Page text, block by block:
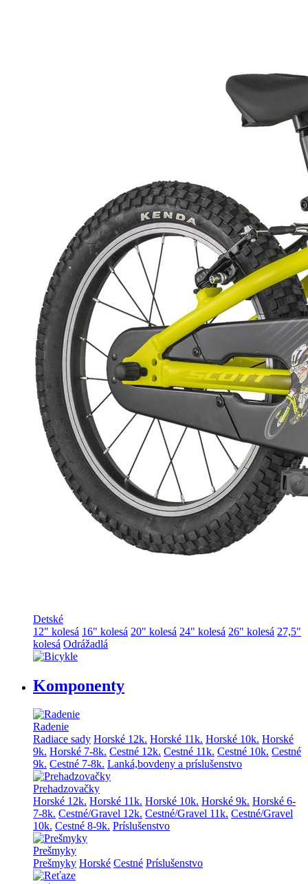
Detské
12" kolesá 16" kolesá 20" kolesá 24" kolesá 26" kolesá 27,5"
kolesá Odrážadlá
Komponenty
Radenie
Radiace sady Horské 12k. Horské 11k. Horské 10k. Horské
9k. Horské 7-8k. Cestné 12k. Cestné 11k. Cestné 10k. Cestné
9k. Cestné 7-8k. Lanká,bovdeny a príslušenstvo
Prehadzovačky
Horské 12k. Horské 11k. Horské 10k. Horské 9k. Horské 6-
7-8k. Cestné/Gravel 12k. Cestné/Gravel 11k. Cestné/Gravel
10k. Cestné 8-9k. Príslušenstvo
Prešmyky
Prešmyky Horské Cestné Príslušenstvo